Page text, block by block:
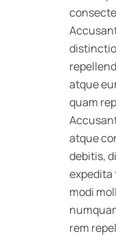
atque
quam
atque
debitis,
expedita
modi
rem